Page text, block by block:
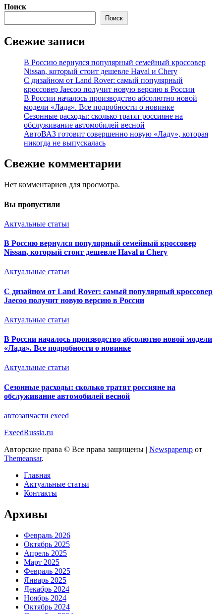
Поиск
Поиск
Свежие записи
В Россию вернулся популярный семейный кроссовер
Nissan, который стоит дешевле Haval и Chery
С дизайном от Land Rover: самый популярный
кроссовер Jaecoo получит новую версию в России
В России началось производство абсолютно новой
модели «Лада». Все подробности о новинке
Сезонные расходы: сколько тратят россияне на
обслуживание автомобилей весной
АвтоВАЗ готовит совершенно новую «Ладу», которая
никогда не выпускалась
Свежие комментарии
Нет комментариев для просмотра.
Вы пропустили
Актуальные статьи
В Россию вернулся популярный семейный кроссовер
Nissan, который стоит дешевле Haval и Chery
Актуальные статьи
С дизайном от Land Rover: самый популярный кроссовер
Jaecoo получит новую версию в России
Актуальные статьи
В России началось производство абсолютно новой модели
«Лада». Все подробности о новинке
Актуальные статьи
Сезонные расходы: сколько тратят россияне на
обслуживание автомобилей весной
автозапчасти exeed
ExeedRussia.ru
Авторские права © Все права защищены | Newspaperup от
Themeansar.
Главная
Актуальные статьи
Контакты
Архивы
Февраль 2026
Октябрь 2025
Апрель 2025
Март 2025
Февраль 2025
Январь 2025
Декабрь 2024
Ноябрь 2024
Октябрь 2024